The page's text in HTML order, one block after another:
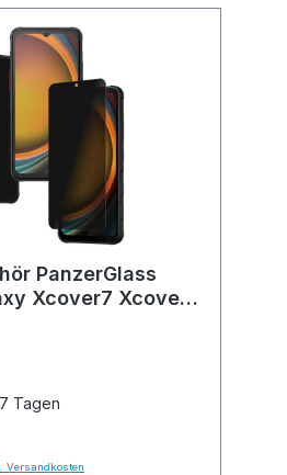
PanzerGlass
Xcover7 Xcover6
Tagen
Versandkosten